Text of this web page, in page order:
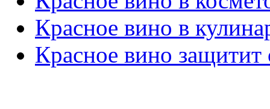
Красное вино в
Красное вино защитит